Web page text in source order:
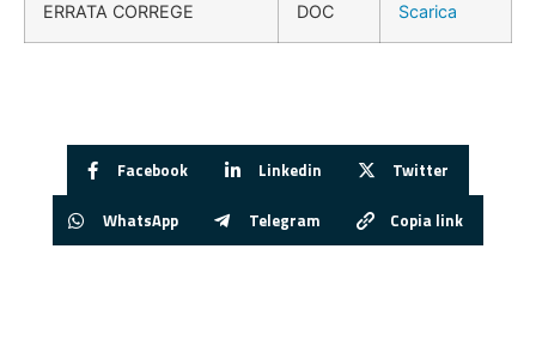
ERRATA CORREGE DOC Scarica
Facebook Linkedin Twitter
WhatsApp Telegram Copia link